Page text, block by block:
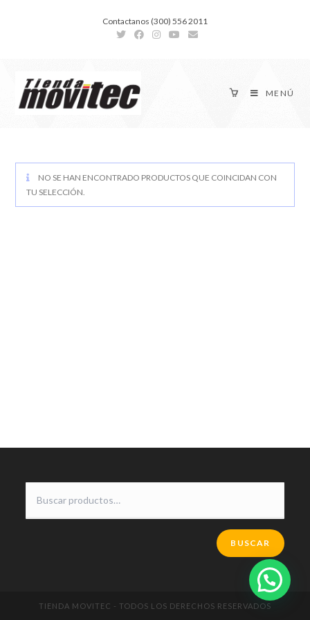
Contactanos (300) 556 2011
MENÚ
NO SE HAN ENCONTRADO PRODUCTOS QUE COINCIDAN CON
TU SELECCIÓN.
BUSCAR
TIENDA MOVITEC - TODOS LOS DERECHOS RESERVADOS